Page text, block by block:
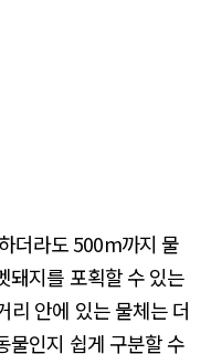
더라도 500m까지 물
돼지를 포획할 수 있는
리 안에 있는 물체는 더
물인지 쉽게 구분할 수